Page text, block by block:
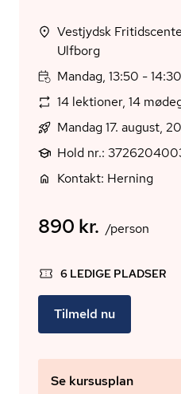
Vestjydsk
Ulfborg
Mandag, 13:50 - 14:30
14 lektioner, 14
Mandag 17. august,
Hold nr.:
Kontakt: Herning
890 kr. /person
6 LEDIGE PLADSER
Tilmeld nu
Se kursusplan